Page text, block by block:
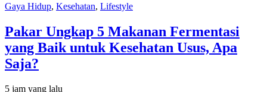
Gaya Hidup, Kesehatan, Lifestyle
Pakar Ungkap 5 Makanan Fermentasi
yang Baik untuk Kesehatan Usus, Apa
Saja?
5 jam yang lalu